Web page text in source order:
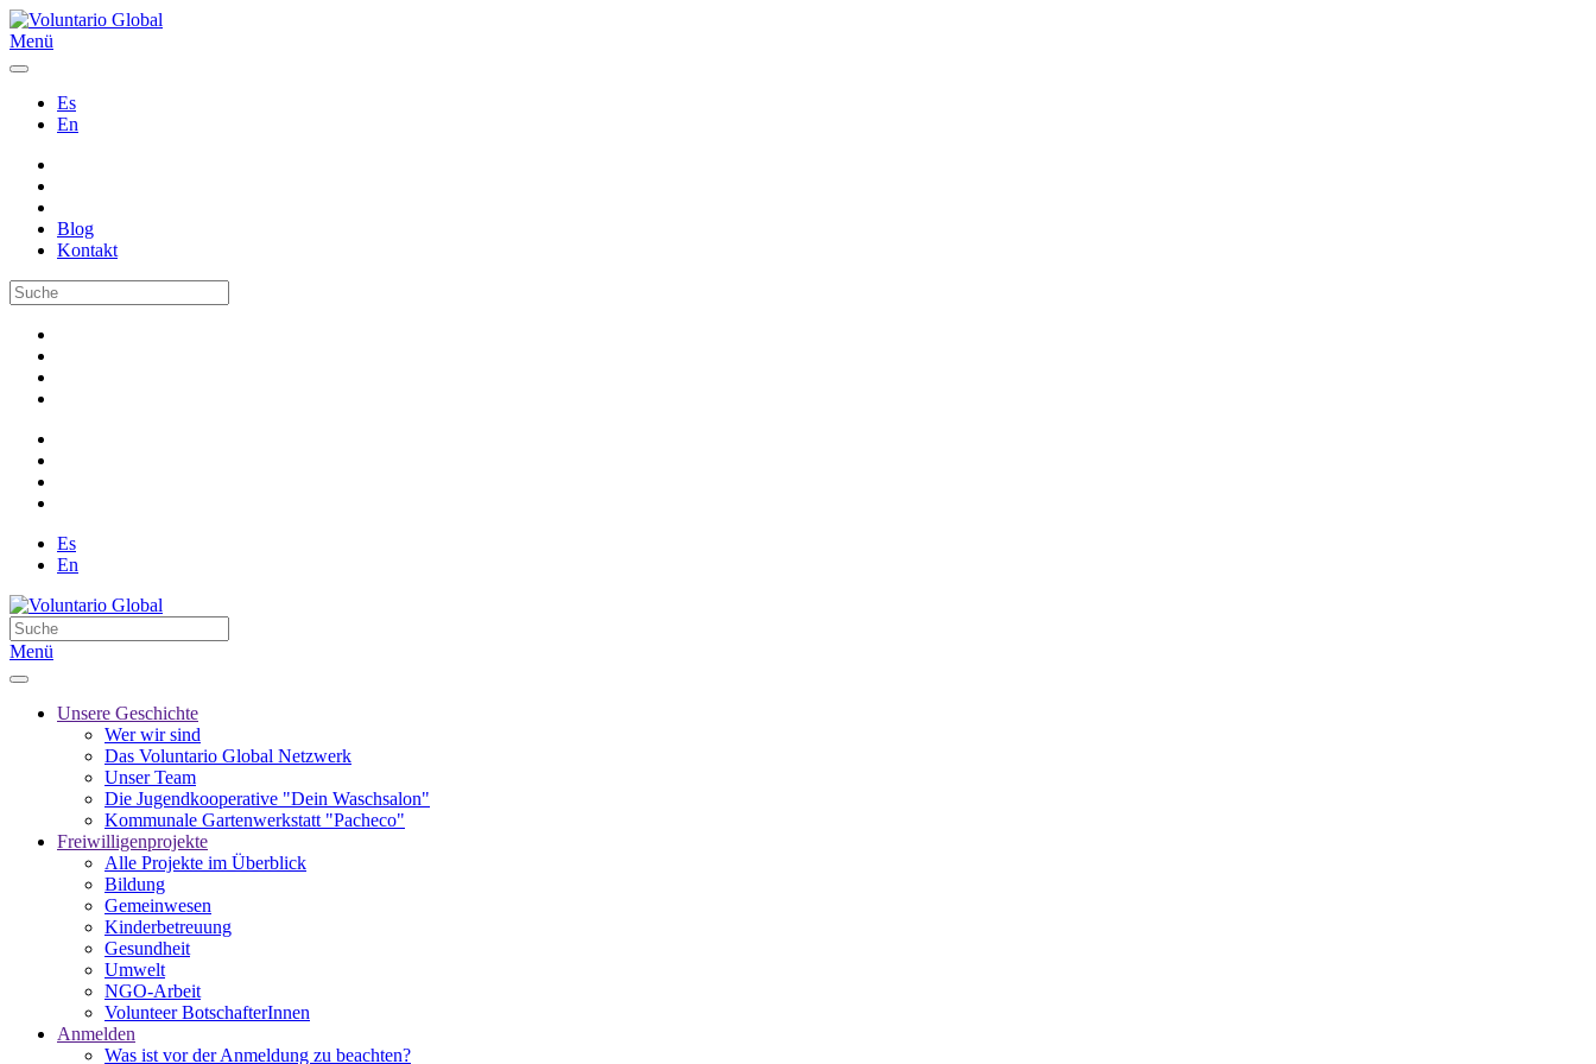
Menü
Es
En
Blog
Kontakt
Es
En
Menü
Unsere Geschichte
Wer wir sind
Das Voluntario Global Netzwerk
Unser Team
Die Jugendkooperative "Dein Waschsalon"
Kommunale Gartenwerkstatt "Pacheco"
Freiwilligenprojekte
Alle Projekte im Überblick
Bildung
Gemeinwesen
Kinderbetreuung
Gesundheit
Umwelt
NGO-Arbeit
Volunteer BotschafterInnen
Anmelden
Was ist vor der Anmeldung zu beachten?